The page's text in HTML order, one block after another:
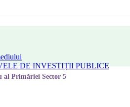
DE INVESTIȚII PUBLICE
al Primăriei Sector 5